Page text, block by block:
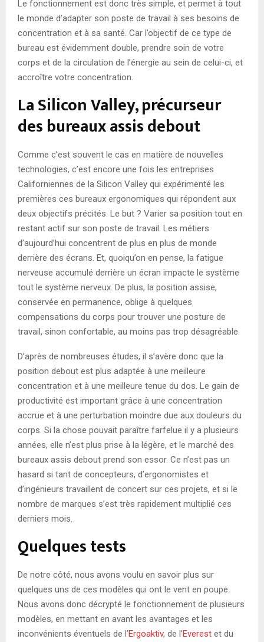
Le fonctionnement est donc très simple, et permet à tout
le monde d’adapter son poste de travail à ses besoins de
concentration et à sa santé. Car l’objectif de ce type de
bureau est évidemment double, prendre soin de votre
corps et de la circulation de l’énergie au sein de celui-ci, et
accroître votre concentration.
La Silicon Valley, précurseur
des bureaux assis debout
Comme c’est souvent le cas en matière de nouvelles
technologies, c’est encore une fois les entreprises
Californiennes de la Silicon Valley qui expérimenté les
premières ces bureaux ergonomiques qui répondent aux
deux objectifs précités. Le but ? Varier sa position tout en
restant actif sur son poste de travail. Les métiers
d’aujourd’hui concentrent de plus en plus de monde
derrière des écrans. Et, quoiqu’on en pense, la fatigue
nerveuse accumulé derrière un écran impacte le système
tout le système nerveux. De plus, la position assise,
conservée en permanence, oblige à quelques
compensations du corps pour trouver une posture de
travail, sinon confortable, au moins pas trop désagréable.
D’après de nombreuses études, il s’avère donc que la
position debout est plus adaptée à une meilleure
concentration et à une meilleure tenue du dos. Le gain de
productivité est important grâce à une concentration
accrue et à une perturbation moindre due aux douleurs du
corps. Si la chose pouvait paraître farfelue il y a plusieurs
années, elle n’est plus prise à la légère, et le marché des
bureaux assis debout prend son essor. Ce n’est pas un
hasard si tant de concepteurs, d’ergonomistes et
d’ingénieurs travaillent de concert sur ces projets, et si le
nombre de marques s’est très rapidement multiplié ces
derniers mois.
Quelques tests
De notre côté, nous avons voulu en savoir plus sur
quelques uns de ces modèles qui ont le vent en poupe.
Nous avons donc décrypté le fonctionnement de plusieurs
modèles, en mettant en avant les avantages et les
inconvénients éventuels de l’Ergoaktiv, de l’Everest et du